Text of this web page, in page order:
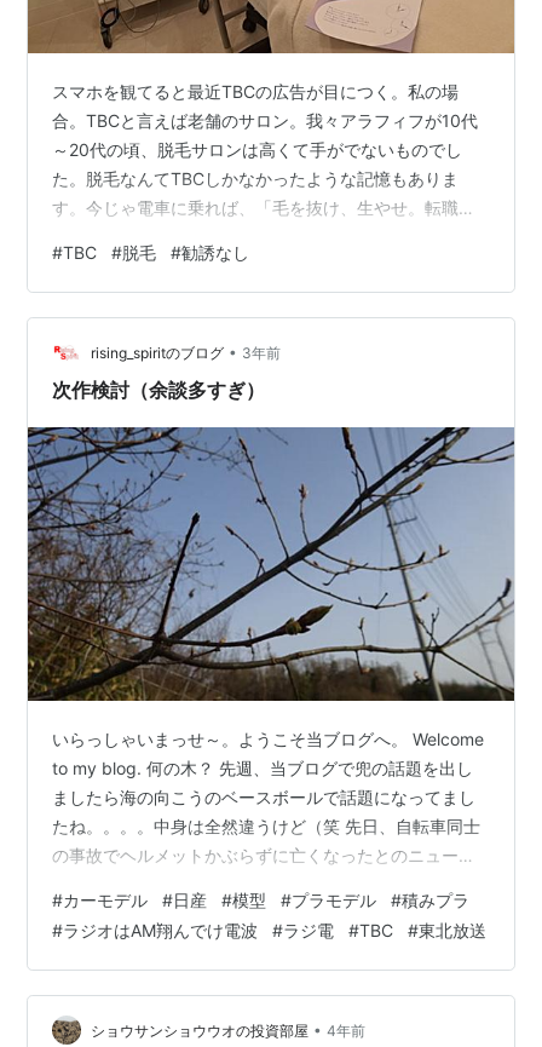
スマホを観てると最近TBCの広告が目につく。私の場
合。TBCと言えば老舗のサロン。我々アラフィフが10代
～20代の頃、脱毛サロンは高くて手がでないものでし
た。脱毛なんてTBCしかなかったような記憶もありま
す。今じゃ電車に乗れば、「毛を抜け、生やせ。転職し
とかもある。ミュゼとかね。ミュゼは予約が取れないっ
て話ですけど。 昔はエステに体験に行ってしつこく勧誘
されて契約してしまったなんて言う話も多く、そのころ
から「クーリングオフ」と言う言葉がメジャーになった
気もします。今はネット社会、変に勧誘なんてするとあ
#TBC #脱毛 #勧誘なし
rising_spiritのブログ • 3年前
次作検討（余談多すぎ）
いらっしゃいまっせ～。ようこそ当ブログへ。 Welcome
to my blog. 何の木？ 先週、当ブログで兜の話題を出し
ましたら海の向こうのベースボールで話題になってまし
たね。。。。中身は全然違うけど（笑 先日、自転車同士
の事故でヘルメットかぶらずに亡くなったとのニュース
面から落車した経験がありまして、、、おでこ部分のヘ
ルメットのでっぱりがあったおかげで大事に至らずに済
みました（鼻の下等すりむけて、それはそれでアレでし
たが）。 あ、今週月曜は仮の姿でだいぶエネルギーを浪
費しまして（させられまして）文章を書く力が出
#カーモデル #日産 #模型 #プラモデル #積みプラ
#ラジオはAM翔んでけ電波 #ラジ電 #TBC #東北放送
ショウサンショウウオの投資部屋 • 4年前